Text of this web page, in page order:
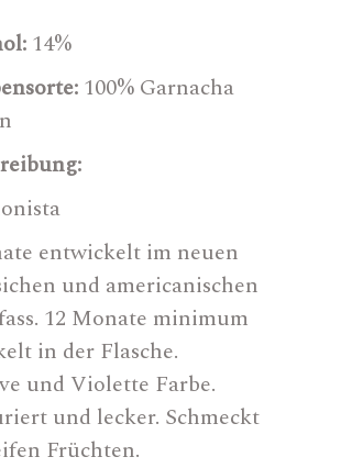
14%
100% Garnacha
entwickelt im neuen
und americanischen
12 Monate minimum
in der Flasche.
und Violette Farbe.
und lecker. Schmeckt
Früchten.